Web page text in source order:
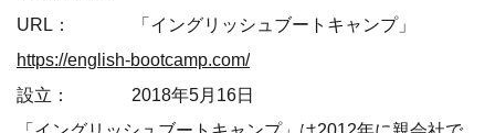
URL： 「イングリッシュブートキャンプ」
https://english-bootcamp.com/
設立： 2018年5月16日